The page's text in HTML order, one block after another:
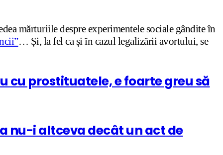
mărturiile despre experimentele sociale gândite în
… Și, la fel ca și în cazul legalizării avortului, se
cu prostituatele, e foarte greu să
nu-i altceva decât un act de